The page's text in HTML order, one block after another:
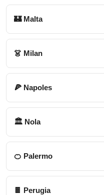
🏰 Malta
👗 Milan
🍕 Napoles
🏛 Nola
🍊 Palermo
🍫 Perugia